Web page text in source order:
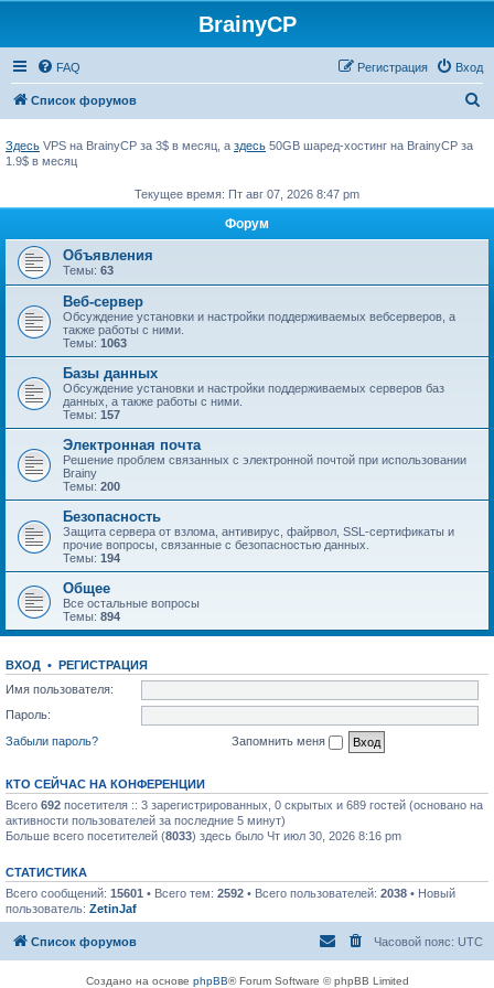
BrainyCP
FAQ Вход
Регистрация
Список форумов
к
Здесь VPS на BrainyCP за 3$ в месяц, а здесь 50GB шаред-хостинг на BrainyCP за
1.9$ в месяц
Текущее время: Пт авг 07, 2026 8:47 pm
Форум
Объявления
Темы: 63
Веб-сервер
Обсуждение установки и настройки поддерживаемых вебсерверов, а
также работы с ними.
Темы: 1063
Базы данных
Обсуждение установки и настройки поддерживаемых серверов баз
данных, а также работы с ними.
Темы: 157
Электронная почта
Решение проблем связанных с электронной почтой при использовании
Brainy
Темы: 200
Безопасность
Защита сервера от взлома, антивирус, файрвол, SSL-сертификаты и
прочие вопросы, связанные с безопасностью данных.
Темы: 194
Общее
Все остальные вопросы
Темы: 894
ВХОД • РЕГИСТРАЦИЯ
Имя пользователя:
Пароль:
Забыли пароль?
Запомнить меня
КТО СЕЙЧАС НА КОНФЕРЕНЦИИ
Всего 692 посетителя :: 3 зарегистрированных, 0 скрытых и 689 гостей (основано на
активности пользователей за последние 5 минут)
Больше всего посетителей (8033) здесь было Чт июл 30, 2026 8:16 pm
СТАТИСТИКА
Всего сообщений: 15601 • Всего тем: 2592 • Всего пользователей: 2038 • Новый
пользователь: ZetinJaf
Список форумов Часовой пояс: UTC
Создано на основе phpBB® Forum Software © phpBB Limited